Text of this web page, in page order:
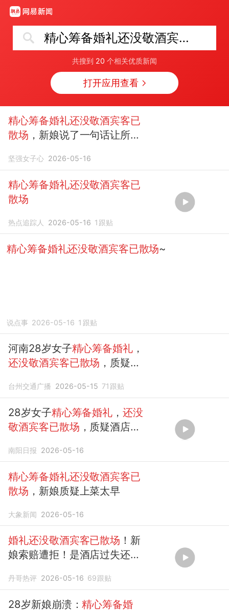
精心筹备婚礼还没敬酒宾客已散场
共搜到 20 个相关优质新闻
打开应用查看
精心筹备婚礼还没敬酒宾客已
散场 ，新娘说了一句话让所有
坚强女子心 2026-05-16
精心筹备婚礼还没敬酒宾客已
散场
热点追踪人 2026-05-16 1 跟贴
精心筹备婚礼还没敬酒宾客已散场~
说点事 2026-05-16 1 跟贴
河南28岁女子精心筹备婚礼，
还没敬酒宾客已散场 ，质疑酒
是新娘换装时间太长
台州交通广播 2026-05-15 71 跟贴
28岁女子精心筹备婚礼 ， 还没
敬酒宾客已散场 ，质疑酒店上
南阳日报 2026-05-16
精心筹备婚礼还没敬酒宾客已
散场 ，新娘质疑上菜太早
大象新闻 2026-05-16
婚礼还没敬酒宾客已散场 ！新
娘索赔遭拒！是酒店过失还是
丹哥热评 2026-05-16 69跟贴
28岁新娘崩溃：精心筹备婚